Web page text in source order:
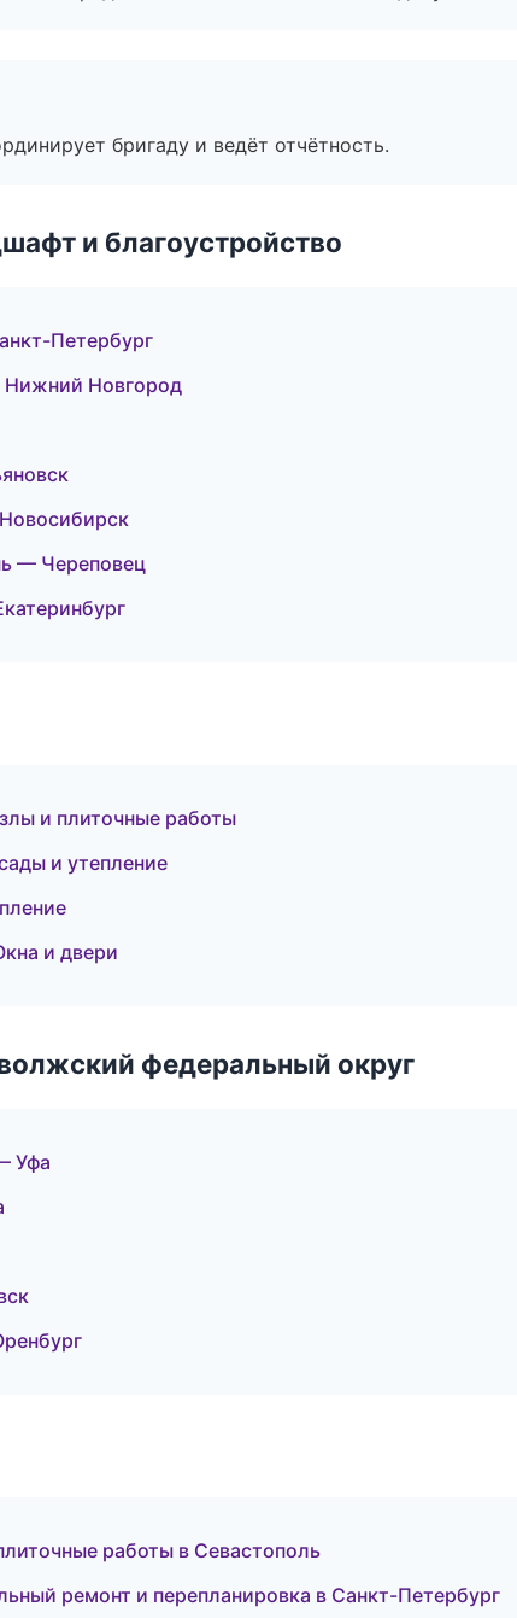
бригаду и ведёт отчётность.
и благоустройство
Петербург
Новгород
— Череповец
и плиточные работы
и утепление
и двери
федеральный округ
Уфа
работы в Севастополь
ремонт и перепланировка в Санкт-Петербург